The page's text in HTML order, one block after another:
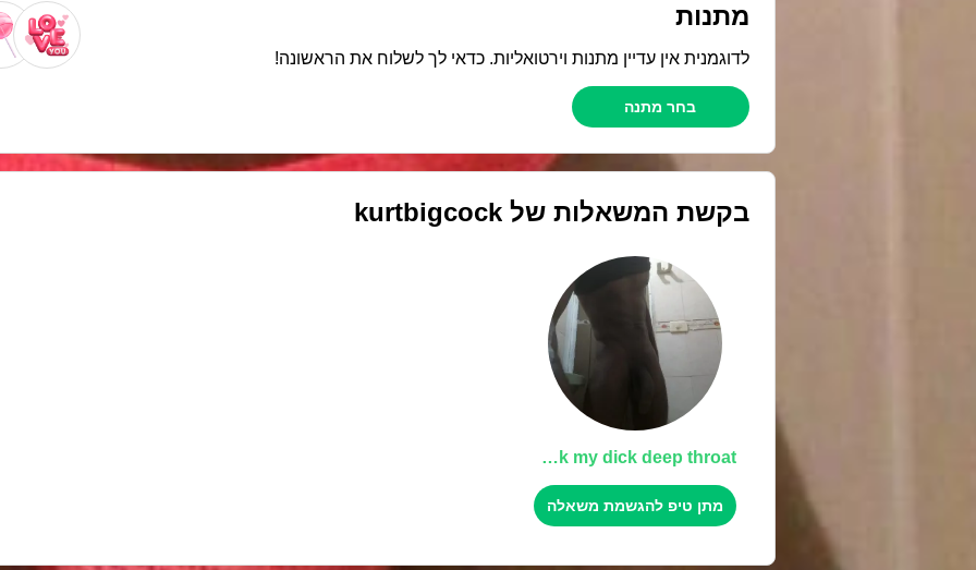
מתנות
לדוגמנית אין עדיין מתנות וירטואליות. כדאי לך לשלוח את הראשונה!
בחר מתנה
בקשת המשאלות של kurtbigcock
suck my dick deep throat
מתן טיפ להגשמת משאלה